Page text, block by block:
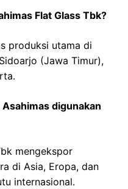
Flat Glass Tbk?
produksi utama di
(Jawa Timur),
digunakan
mengekspor
di Asia, Eropa, dan
internasional.